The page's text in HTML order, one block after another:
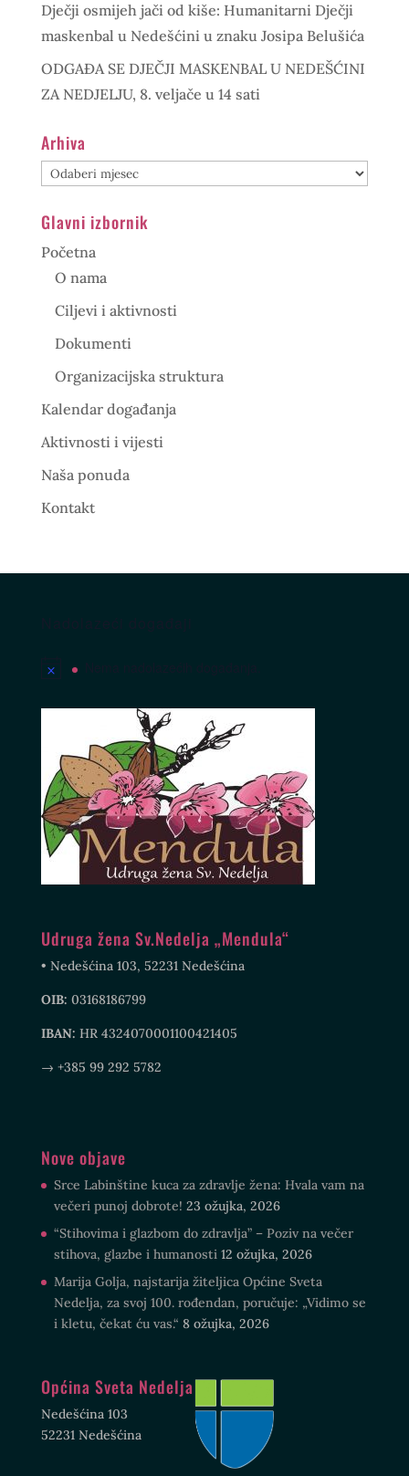
Dječji osmijeh jači od kiše: Humanitarni Dječji
maskenbal u Nedešćini u znaku Josipa Belušića
ODGAĐA SE DJEČJI MASKENBAL U NEDEŠĆINI
ZA NEDJELJU, 8. veljače u 14 sati
Arhiva
Arhiva
Glavni izbornik
Početna
O nama
Ciljevi i aktivnosti
Dokumenti
Organizacijska struktura
Kalendar događanja
Aktivnosti i vijesti
Naša ponuda
Kontakt
Udruga žena Sv.Nedelja „Mendula“
• Nedešćina 103, 52231 Nedešćina
OIB: 03168186799
IBAN: HR 4324070001100421405
→ +385 99 292 5782
Nove objave
Srce Labinštine kuca za zdravlje žena: Hvala vam na
večeri punoj dobrote! 23 ožujka, 2026
“Stihovima i glazbom do zdravlja” – Poziv na večer
stihova, glazbe i humanosti 12 ožujka, 2026
Marija Golja, najstarija žiteljica Općine Sveta
Nedelja, za svoj 100. rođendan, poručuje: „Vidimo se
i kletu, čekat ću vas.“ 8 ožujka, 2026
Općina Sveta Nedelja
Nedešćina 103
52231 Nedešćina